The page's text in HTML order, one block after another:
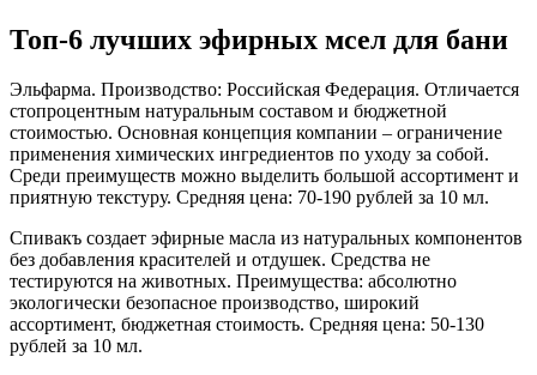
Топ-6 лучших эфирных мсел для бани
Эльфарма. Производство: Российская Федерация. Отличается
стопроцентным натуральным составом и бюджетной
стоимостью. Основная концепция компании – ограничение
применения химических ингредиентов по уходу за собой.
Среди преимуществ можно выделить большой ассортимент и
приятную текстуру. Средняя цена: 70-190 рублей за 10 мл.
Спивакъ создает эфирные масла из натуральных компонентов
без добавления красителей и отдушек. Средства не
тестируются на животных. Преимущества: абсолютно
экологически безопасное производство, широкий
ассортимент, бюджетная стоимость. Средняя цена: 50-130
рублей за 10 мл.